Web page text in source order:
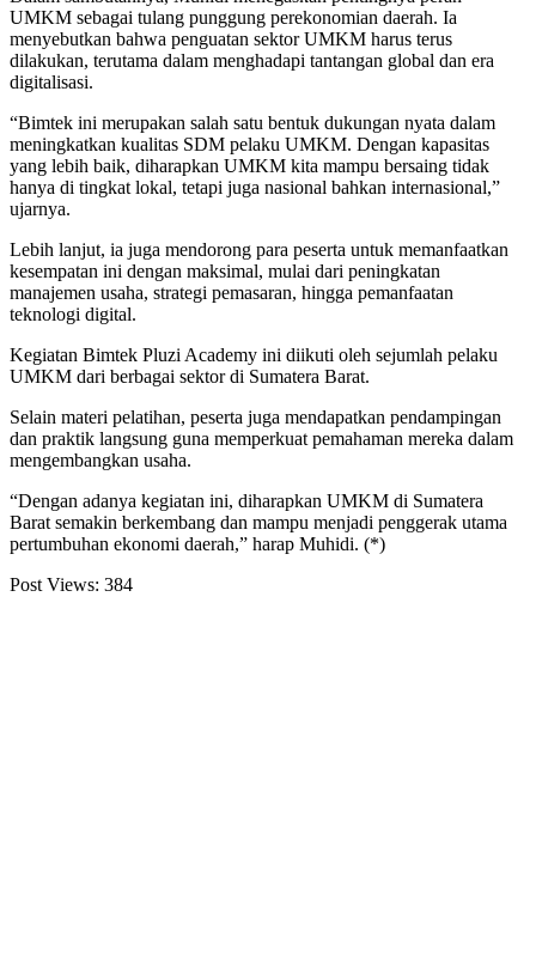
UMKM sebagai tulang punggung perekonomian daerah. Ia
menyebutkan bahwa penguatan sektor UMKM harus terus
dilakukan, terutama dalam menghadapi tantangan global dan era
digitalisasi.
“Bimtek ini merupakan salah satu bentuk dukungan nyata dalam
meningkatkan kualitas SDM pelaku UMKM. Dengan kapasitas
yang lebih baik, diharapkan UMKM kita mampu bersaing tidak
hanya di tingkat lokal, tetapi juga nasional bahkan internasional,”
ujarnya.
Lebih lanjut, ia juga mendorong para peserta untuk memanfaatkan
kesempatan ini dengan maksimal, mulai dari peningkatan
manajemen usaha, strategi pemasaran, hingga pemanfaatan
teknologi digital.
Kegiatan Bimtek Pluzi Academy ini diikuti oleh sejumlah pelaku
UMKM dari berbagai sektor di Sumatera Barat.
Selain materi pelatihan, peserta juga mendapatkan pendampingan
dan praktik langsung guna memperkuat pemahaman mereka dalam
mengembangkan usaha.
“Dengan adanya kegiatan ini, diharapkan UMKM di Sumatera
Barat semakin berkembang dan mampu menjadi penggerak utama
pertumbuhan ekonomi daerah,” harap Muhidi. (*)
Post Views: 384